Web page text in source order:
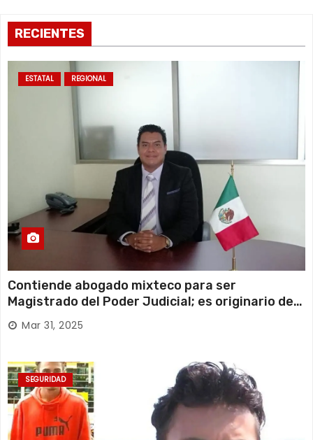
RECIENTES
ESTATAL REGIONAL
Contiende abogado mixteco para ser
Magistrado del Poder Judicial; es originario de
Huajuapan de León
Mar 31, 2025
SEGURIDAD